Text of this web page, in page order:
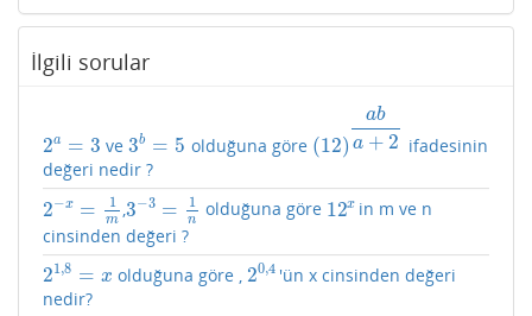
İlgili sorular
2a = 3
2a =3 ve3b = 5
3b =5 olduğuna göre (12)
ab
a + 2
(12)a ba+2
ifadesinin
değeri nedir ?
2−x = 1
m
2−x= 1m ,3−3 = 1
n
3−3=1n olduğuna göre 12x
12x in m ve n
cinsinden değeri ?
21,8 = x
21,8 =x olduğuna göre , 20,4
20,4 'ün x cinsinden değeri
nedir?